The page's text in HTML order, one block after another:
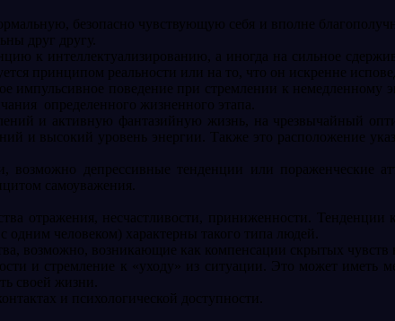
безопасно чувствующую себя и вполне
друг другу.
к интеллектуализированию, а иногда на сильное
принципом реальности или на то, что он искренне
импульсивное поведение при стремлении к немедленному
определенного жизненного этапа.
и активную фантазийную жизнь, на чрезвычайный
и высокий уровень энергии. Также это расположение
возможно депрессивные тенденции или пораженческие
самоуважения.
отражения, несчастливости, приниженности. Тенденции
человеком) характерны такого типа людей.
возможно, возникающие как компенсации скрытых
и стремление к «уходу» из ситуации. Это может иметь
своей жизни.
и психологической доступности.